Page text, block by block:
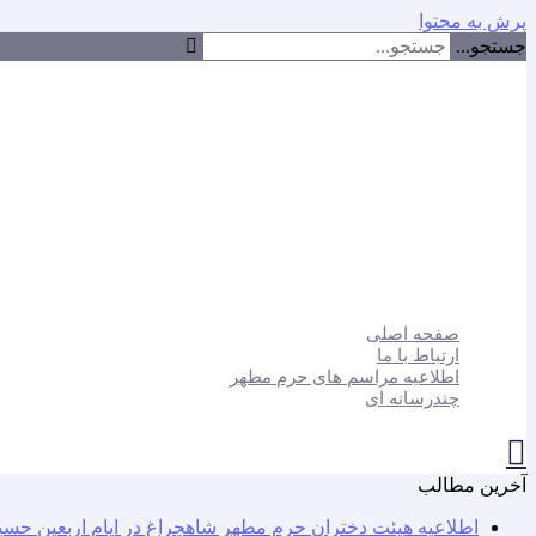
پرش به محتوا
جستجو...
صفحه اصلی
ارتباط با ما
اطلاعیه مراسم های حرم مطهر
چندرسانه ای
آخرین مطالب
اطلاعیه هیئت دختران حرم مطهر شاهچراغ در ایام اربعین